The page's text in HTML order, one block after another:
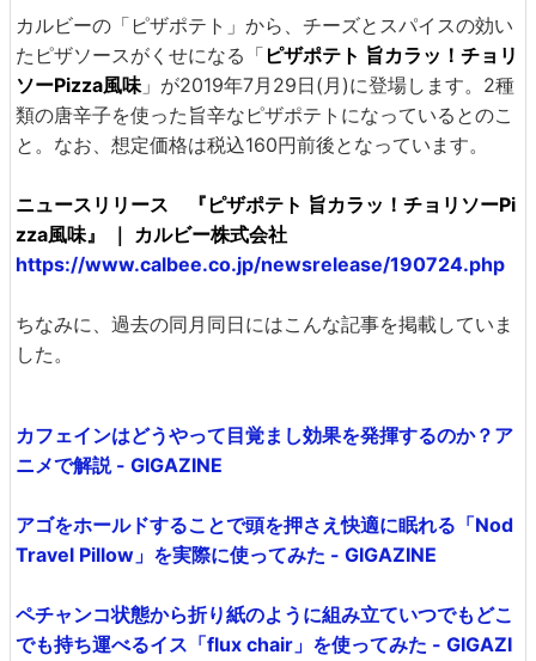
カルビーの「ピザポテト」から、チーズとスパイスの効い
たピザソースがくせになる「 ピザポテト 旨カラッ！チョリ
ソーPizza風味」が2019年7月29日(月)に登場します。2種
類の唐辛子を使った旨辛なピザポテトになっているとのこ
と。なお、想定価格は税込160円前後となっています。
ニュースリリース 『ピザポテト 旨カラッ！チョリソーPi
zza風味』 ｜ カルビー株式会社
https://www.calbee.co.jp/newsrelease/190724.php
ちなみに、過去の同月同日にはこんな記事を掲載していま
した。
カフェインはどうやって目覚まし効果を発揮するのか？ア
ニメで解説 - GIGAZINE
アゴをホールドすることで頭を押さえ快適に眠れる「Nod
Travel Pillow」を実際に使ってみた - GIGAZINE
ペチャンコ状態から折り紙のように組み立ていつでもどこ
でも持ち運べるイス「flux chair」を使ってみた - GIGAZI